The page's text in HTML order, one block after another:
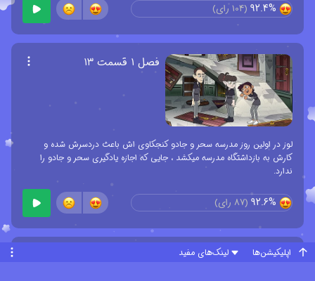
92.4%
(
104 رای)
فصل ۱ قسمت ۱۳
لوز در اولین روز مدرسه سحر و جادو کنجکاوی اش باعث دردسرش شده و
کارش به بازداشتگاه مدرسه میکشد ، جایی که اجازه یادگیری سحر و جادو را
ندارد.
92.6%
(
87 رای)
اپلیکیشن‌ها لینک‌های مفید